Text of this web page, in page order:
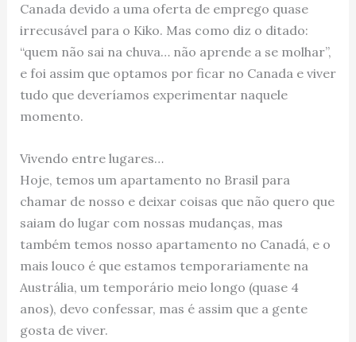
Canada devido a uma oferta de emprego quase
irrecusável para o Kiko. Mas como diz o ditado:
“quem não sai na chuva… não aprende a se molhar”,
e foi assim que optamos por ficar no Canada e viver
tudo que deveríamos experimentar naquele
momento.
Vivendo entre lugares…
Hoje, temos um apartamento no Brasil para
chamar de nosso e deixar coisas que não quero que
saiam do lugar com nossas mudanças, mas
também temos nosso apartamento no Canadá, e o
mais louco é que estamos temporariamente na
Austrália, um temporário meio longo (quase 4
anos), devo confessar, mas é assim que a gente
gosta de viver.